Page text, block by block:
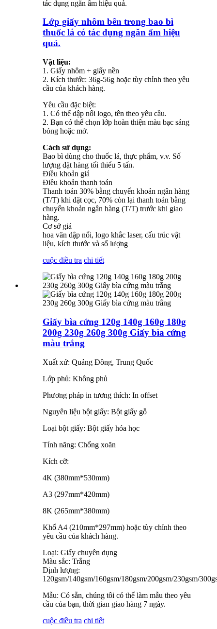
Lớp giấy nhôm bên trong bao bì
thuốc lá có tác dụng ngăn ẩm hiệu
quả.
Vật liệu:
1. Giấy nhôm + giấy nền
2. Kích thước: 36g-56g hoặc tùy chỉnh theo yêu
cầu của khách hàng.
Yêu cầu đặc biệt:
1. Có thể dập nổi logo, tên theo yêu cầu.
2. Bạn có thể chọn lớp hoàn thiện màu bạc sáng
bóng hoặc mờ.
Cách sử dụng:
Bao bì dùng cho thuốc lá, thực phẩm, v.v. Số
lượng đặt hàng tối thiểu 5 tấn.
Điều khoản giá
Điều khoản thanh toán
Thanh toán 30% bằng chuyển khoản ngân hàng
(T/T) khi đặt cọc, 70% còn lại thanh toán bằng
chuyển khoản ngân hàng (T/T) trước khi giao
hàng.
Cơ sở giá
hoa văn dập nổi, logo khắc laser, cấu trúc vật
liệu, kích thước và số lượng
cuộc điều tra chi tiết
Giấy bìa cứng 120g 140g 160g 180g
200g 230g 260g 300g Giấy bìa cứng
màu trắng
Xuất xứ: Quảng Đông, Trung Quốc
Lớp phủ: Không phủ
Phương pháp in tương thích: In offset
Nguyên liệu bột giấy: Bột giấy gỗ
Loại bột giấy: Bột giấy hóa học
Tính năng: Chống xoăn
Kích cỡ:
4K (380mm*530mm)
A3 (297mm*420mm)
8K (265mm*380mm)
Khổ A4 (210mm*297mm) hoặc tùy chỉnh theo
yêu cầu của khách hàng.
Loại: Giấy chuyên dụng
Màu sắc: Trắng
Định lượng:
120gsm/140gsm/160gsm/180gsm/200gsm/230gsm/
Mẫu: Có sẵn, chúng tôi có thể làm mẫu theo yêu
cầu của bạn, thời gian giao hàng 7 ngày.
cuộc điều tra chi tiết